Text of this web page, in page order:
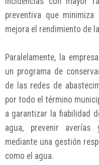
preventiva que
mejora el rendimiento de
Paralelamente, la
un programa de
de las redes de
por todo el término
a garantizar la fiabilidad
agua, prevenir
mediante una gestión
como el agua.